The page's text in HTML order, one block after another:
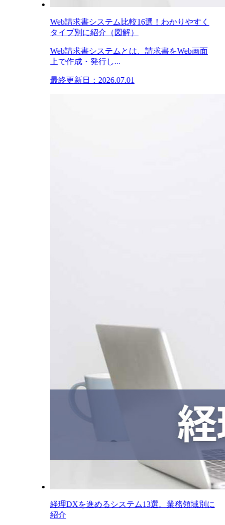
Web請求書システム比較16選！わかりやすく
タイプ別に紹介（図解）
Web請求書システムとは、請求書をWeb画面
上で作成・発行し...
最終更新日：2026.07.01
経理DXを進めるシステム13選。業務領域別に
紹介